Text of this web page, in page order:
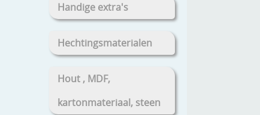
Handige extra's
Hechtingsmaterialen
Hout , MDF,
kartonmateriaal, steen